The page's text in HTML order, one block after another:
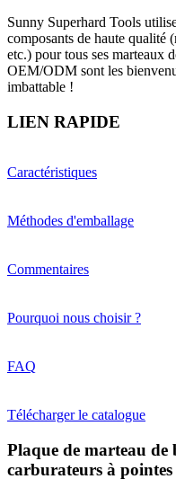
Sunny Superhard Tools
composants de haute qualité
etc.) pour tous ses marteaux
OEM/ODM sont les
imbattable !
LIEN RAPIDE
Caractéristiques
Méthodes d'emballage
Commentaires
Pourquoi nous choisir ?
FAQ
Télécharger le catalogue
Plaque de marteau de
carburateurs à